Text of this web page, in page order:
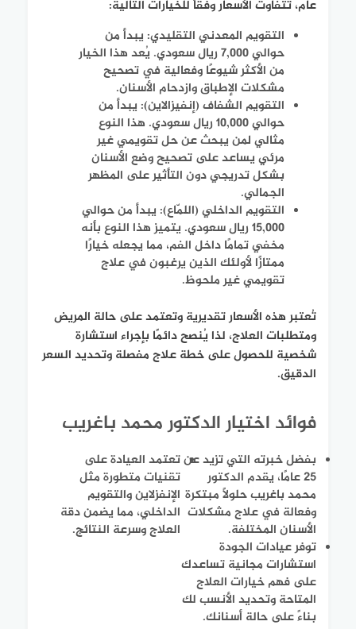
عام، تتفاوت الأسعار وفقاً للخيارات التالية:
التقويم المعدني التقليدي: يبدأ من
حوالي 7,000 ريال سعودي. يُعد هذا الخيار
من الأكثر شيوعًا وفعالية في تصحيح
مشكلات الإطباق وازدحام الأسنان.
التقويم الشفاف (إنفيزالاين): يبدأ من
حوالي 10,000 ريال سعودي. هذا النوع
مثالي لمن يبحث عن حل تقويمي غير
مرئي يساعد على تصحيح وضع الأسنان
بشكل تدريجي دون التأثير على المظهر
الجمالي.
التقويم الداخلي (اللمّاع): يبدأ من حوالي
15,000 ريال سعودي. يتميز هذا النوع بأنه
مخفي تمامًا داخل الفم، مما يجعله خيارًا
ممتازًا لأولئك الذين يرغبون في علاج
تقويمي غير ملحوظ.
تُعتبر هذه الأسعار تقديرية وتعتمد على حالة المريض
ومتطلبات العلاج، لذا يُنصح دائمًا بإجراء استشارة
شخصية للحصول على خطة علاج مفصلة وتحديد السعر
الدقيق.
فوائد اختيار الدكتور محمد باغريب
بفضل خبرته التي تزيد عن
25 عامًا، يقدم الدكتور
محمد باغريب حلولاً مبتكرة
وفعالة في علاج مشكلات
الأسنان المختلفة.
تعتمد العيادة على
تقنيات متطورة مثل
الإنفزلاين والتقويم
الداخلي، مما يضمن دقة
العلاج وسرعة النتائج.
توفر عيادات الجودة
استشارات مجانية تساعدك
على فهم خيارات العلاج
المتاحة وتحديد الأنسب لك
بناءً على حالة أسنانك.